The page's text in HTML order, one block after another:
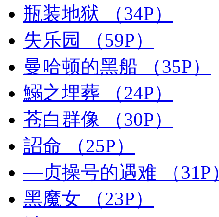
瓶装地狱
（34P）
失乐园
（59P）
曼哈顿的黑船
（35P）
鰯之埋葬
（24P）
苍白群像
（30P）
詔命
（25P）
—贞操号的遇难
（
黑魔女
（23P）